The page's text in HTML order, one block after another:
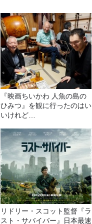
『映画ちいかわ 人魚の島の
ひみつ』を観に行ったのはい
いけれど…
リドリー・スコット監督『ラ
スト・サバイバー』日本最速